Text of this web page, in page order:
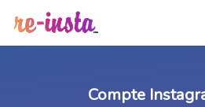
Compte